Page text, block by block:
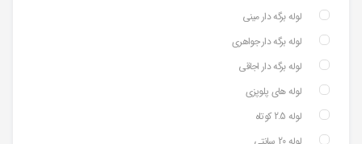
لوله برگه دار مینی
لوله برگه دار جواهری
لوله برگه دار اجاقی
لوله های پلوپزی
لوله 2.5 کوتاه